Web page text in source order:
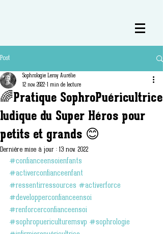
Post
🌈Pratique SophroPuéricultrice
ludique du Super Héros pour
petits et grands 😊
Sophrologie Leroy Aurélie
12 nov. 2022 1 min de lecture
Dernière mise à jour : 13 nov. 2022
#confianceensoienfants
#activerconfianceenfant
#ressentirressources #activerforce
#developperconfianceensoi
#renforcerconfianceensoi
#sophropuericulturemsvp #sophrologie